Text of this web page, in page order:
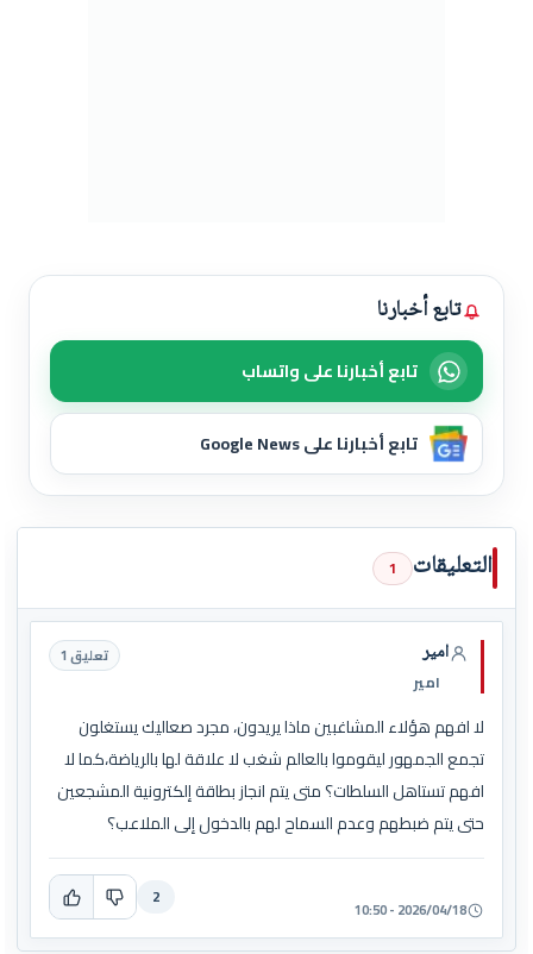
تابع أخبارنا
تابع أخبارنا على واتساب
تابع أخبارنا على Google News
التعليقات 1
امير
امير
تعليق 1
لا افهم هؤلاء المشاغبين ماذا يريدون، مجرد صعاليك يستغلون
تجمع الجمهور ليقوموا بالعالم شغب لا علاقة لها بالرياضة،كما لا
افهم تستاهل السلطات؟ متى يتم انجاز بطاقة إلكترونية المشجعين
حتى يتم ضبطهم وعدم السماح لهم بالدخول إلى الملاعب؟
2026/04/18 - 10:50
2